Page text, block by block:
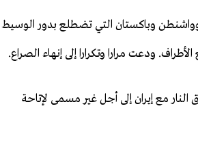
وباكستان التي تضطلع بدور الوسيط
ودعت مرارا وتكرارا إلى إنهاء الصراع.
مع إيران إلى أجل غير مسمى لإتاحة